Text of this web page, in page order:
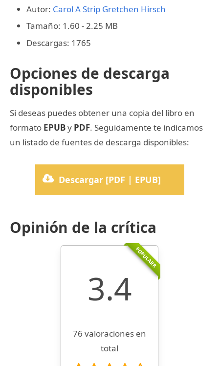
Autor: Carol A Strip Gretchen Hirsch
Tamaño: 1.60 - 2.25 MB
Descargas: 1765
Opciones de descarga
disponibles
Si deseas puedes obtener una copia del libro en
formato EPUBy PDF. Seguidamente te indicamos
un listado de fuentes de descarga disponibles:
Descargar [PDF | EPUB]
Opinión de la crítica
POPULARR
3.4
76 valoraciones en
total